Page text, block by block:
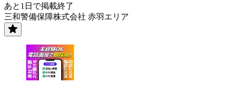
あと1日で掲載終了
三和警備保障株式会社 赤羽エリア